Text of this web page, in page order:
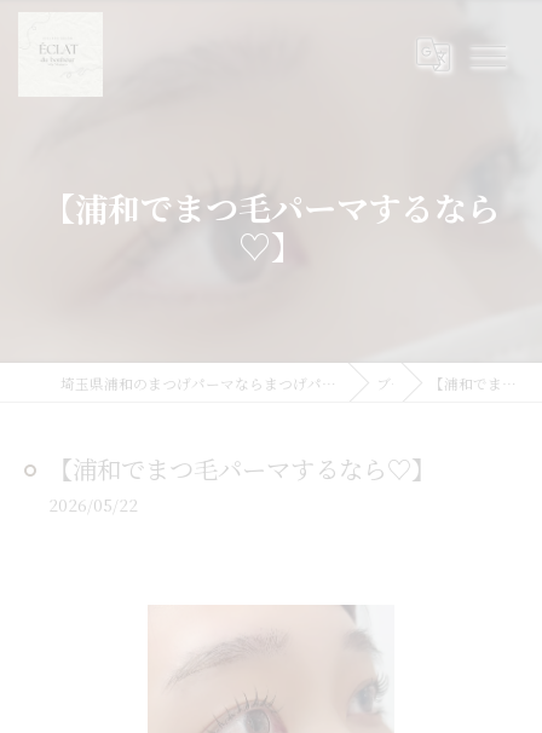
【浦和でまつ毛パーマするなら
♡】
埼玉県浦和のまつげパーマならまつげパーマ/マツエク/眉毛 Eclat du Bonheur【エクラドゥボヌール】byMoana ブログ 【浦和でまつ毛パーマするなら♡】
【浦和でまつ毛パーマするなら♡】
2026/05/22